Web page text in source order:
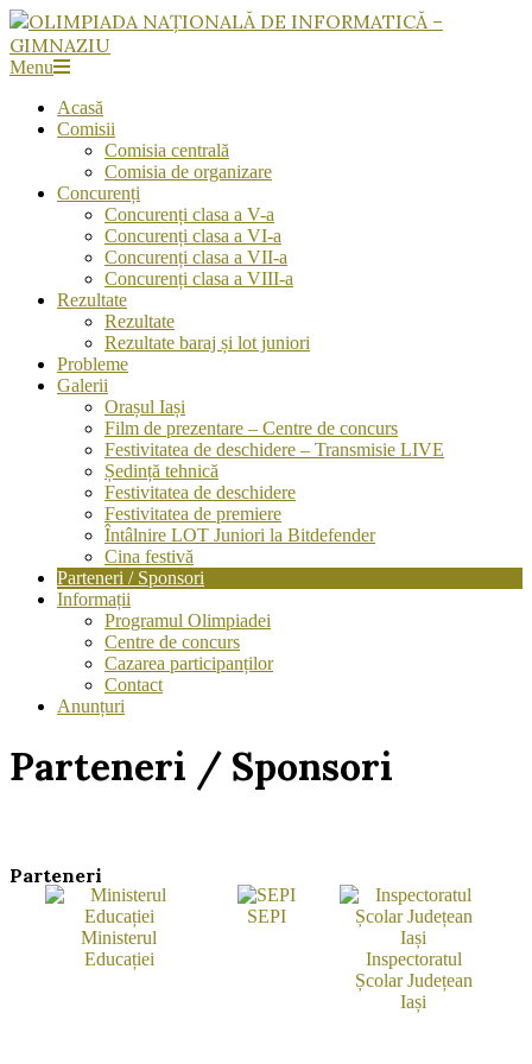
OLIMPIADA
INFORMATICĂ
GIMNAZIU
Menu
Acasă
Comisii
Comisia centrală
Comisia de organizare
Concurenți
Concurenți clasa a V-a
Concurenți clasa a VI-a
Concurenți clasa a VII-a
Concurenți clasa a VIII-a
Rezultate
Rezultate
Rezultate baraj și lot juniori
Probleme
Galerii
Orașul Iași
Film de prezentare – Centre de concurs
Festivitatea de deschidere – Transmisie LIVE
Ședință tehnică
Festivitatea de deschidere
Festivitatea de premiere
Întâlnire LOT Juniori la Bitdefender
Cina festivă
Parteneri / Sponsori
Informații
Programul Olimpiadei
Centre de concurs
Cazarea participanților
Contact
Anunțuri
Parteneri / Sponsori
Parteneri
Ministerul
Educației
SEPI
Inspectoratul
Școlar Județean
Iași